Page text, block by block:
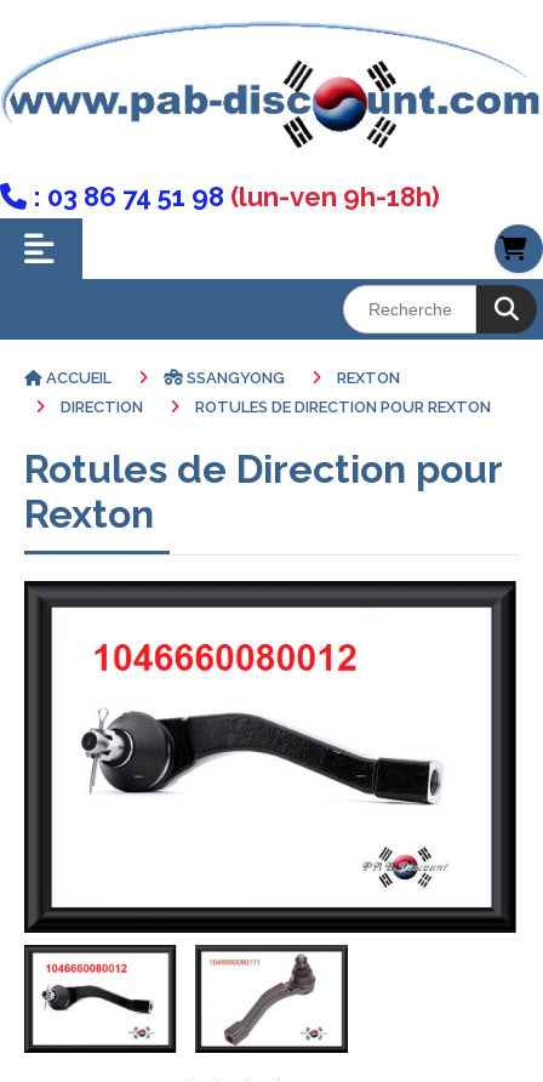
 : 03 86 74 51 98 (lun-ven 9h-18h)
ACCUEIL SSANGYONG
REXTON
DIRECTION
ROTULES DE DIRECTION POUR REXTON
Rotules de Direction pour
Rexton